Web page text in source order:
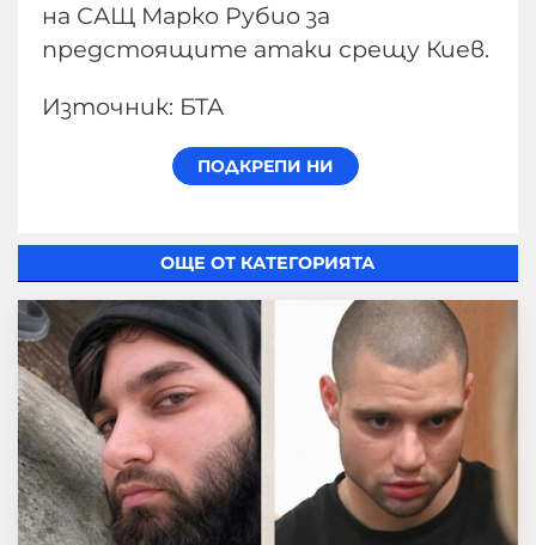
на САЩ Марко Рубио за
предстоящите атаки срещу Киев.
Източник: БТА
ОЩЕ ОТ КАТЕГОРИЯТА